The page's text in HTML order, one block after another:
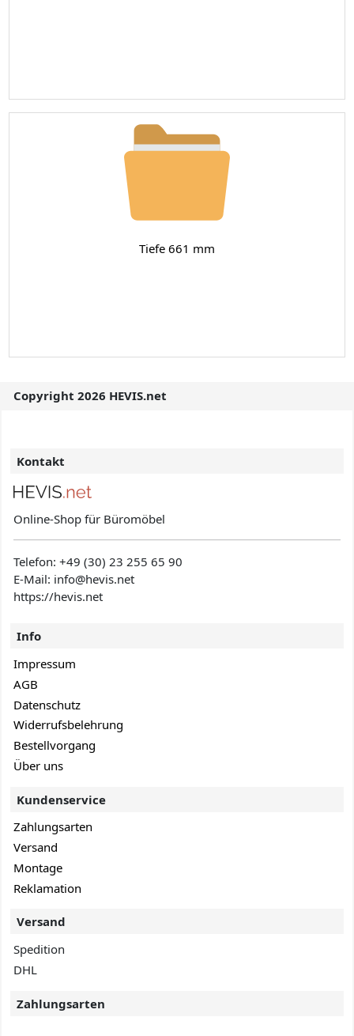
Tiefe 661 mm
Copyright 2026 HEVIS.net
Kontakt
Online-Shop für Büromöbel
Telefon:+49 (30) 23 255 65 90
E-Mail: info@hevis.net
https://hevis.net
Info
Impressum
AGB
Datenschutz
Widerrufsbelehrung
Bestellvorgang
Über uns
Kundenservice
Zahlungsarten
Versand
Montage
Reklamation
Versand
Spedition
DHL
Zahlungsarten